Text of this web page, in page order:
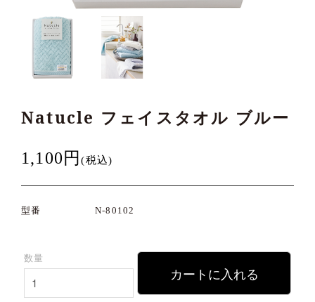
Natucle フェイスタオル ブルー
1,100円(税込)
型番 N-80102
数量
カートに入れる